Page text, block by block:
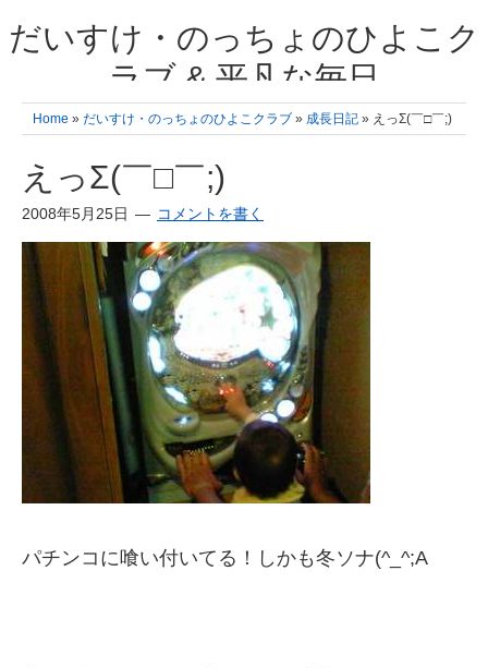
だいすけ・のっちょのひよこク
ラブ & 平凡な毎日
我が家の3人のひよこ成長日記と雑記 何十年後かに、大きくなったひよ
こ達とこの成長記を読み返すことを夢見て。& 3児ママの平凡日記 日々
Home » だいすけ・のっちょのひよこクラブ » 成長日記 » えっΣ(￣□￣;)
えっΣ(￣□￣;)
2008年5月25日 コメントを書く
パチンコに喰い付いてる！しかも冬ソナ(^_^;A